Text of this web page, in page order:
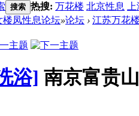
搜索 热搜: 万花楼 北京性息
楼凤性息论坛»论坛 › 江苏万花
浴] 南京富贵